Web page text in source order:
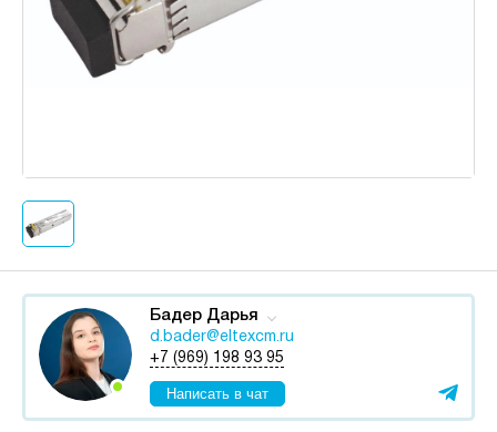
Бадер Дарья
d.bader@eltexcm.ru
+7 (969) 198 93 95
Написать в чат